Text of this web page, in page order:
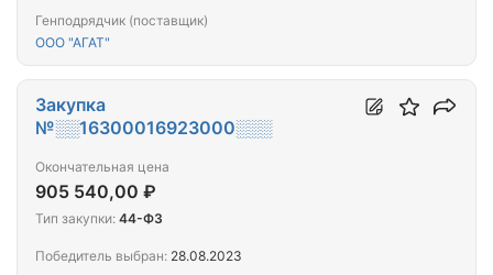
Генподрядчик (поставщик)
ООО "АГАТ"
Закупка
№░░16300016923000░░░
Окончательная цена
905 540,00 ₽
Тип закупки: 44-ФЗ
Победитель выбран: 28.08.2023